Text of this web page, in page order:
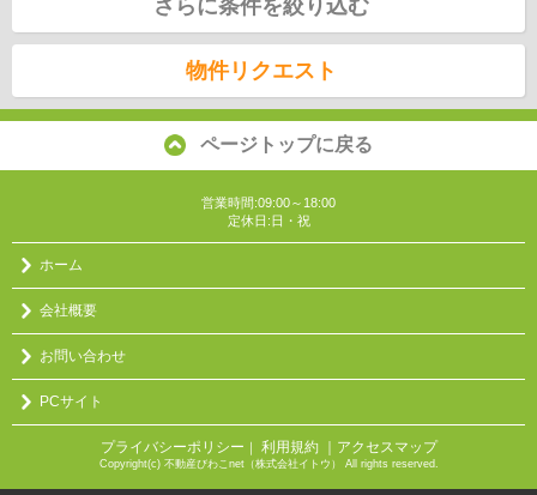
さらに条件を絞り込む
物件リクエスト
ページトップに戻る
営業時間:09:00～18:00
定休日:日・祝
ホーム
会社概要
お問い合わせ
PCサイト
プライバシーポリシー ｜ 利用規約 ｜アクセスマップ
Copyright(c) 不動産びわこnet（株式会社イトウ） All rights reserved.